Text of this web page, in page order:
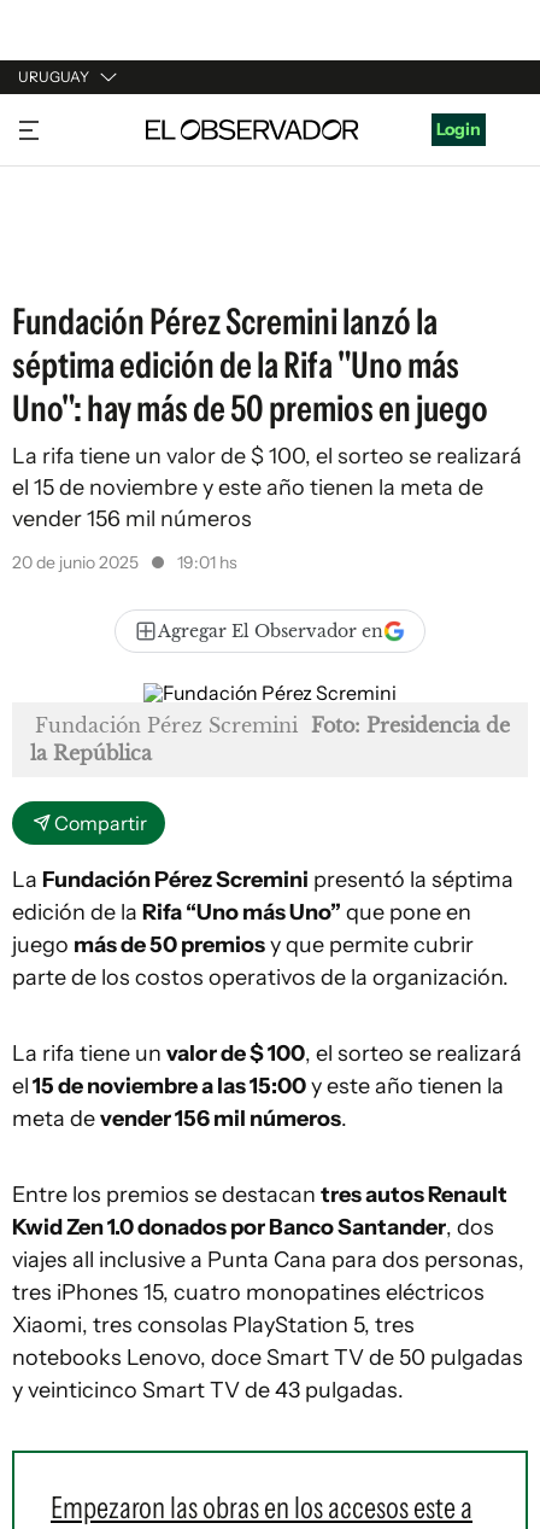
URUGUAY
URUGUAY
ARGENTINA
Login
Fundación Pérez Scremini lanzó la
séptima edición de la Rifa "Uno más
Uno": hay más de 50 premios en juego
La rifa tiene un valor de $ 100, el sorteo se realizará
el 15 de noviembre y este año tienen la meta de
vender 156 mil números
20 de junio 2025 19:01 hs
Agregar El Observador en
Fundación Pérez Scremini Foto: Presidencia de
la República
Compartir
La Fundación Pérez Scremini presentó la séptima
edición de la Rifa “Uno más Uno” que pone en
juego más de 50 premiosy que permite cubrir
parte de los costos operativos de la organización.
La rifa tiene un valor de $ 100, el sorteo se realizará
el15 de noviembre a las 15:00y este año tienen la
meta devender 156 mil números.
Entre los premios se destacan tres autos Renault
Kwid Zen 1.0 donados por Banco Santander, dos
viajes all inclusive a Punta Cana para dos personas,
tres iPhones 15, cuatro monopatines eléctricos
Xiaomi, tres consolas PlayStation 5, tres
notebooks Lenovo, doce Smart TV de 50 pulgadas
y veinticinco Smart TV de 43 pulgadas.
Empezaron las obras en los accesos este a